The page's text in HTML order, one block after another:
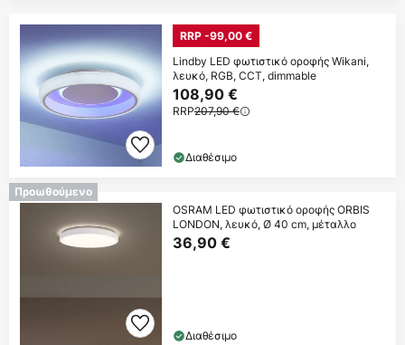
RRP -99,00 €
Lindby LED φωτιστικό οροφής Wikani,
λευκό, RGB, CCT, dimmable
108,90 €
RRP207,90 €
Διαθέσιμο
Προωθούμενο
OSRAM LED φωτιστικό οροφής ORBIS
LONDON, λευκό, Ø 40 cm, μέταλλο
36,90 €
Διαθέσιμο